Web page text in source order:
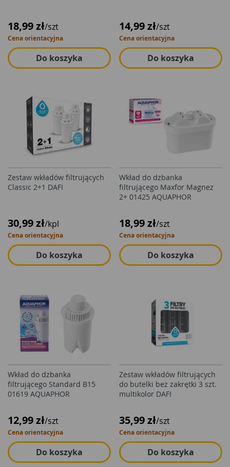
18,99 zł/szt
Cena orientacyjna
Do koszyka
14,99 zł/szt
Cena orientacyjna
Do koszyka
Zestaw wkładów filtrujących
Classic 2+1 DAFI
30,99 zł/kpl
Cena orientacyjna
Do koszyka
Wkład do dzbanka
filtrującego Maxfor Magnez
2+ 01425 AQUAPHOR
18,99 zł/szt
Cena orientacyjna
Do koszyka
Wkład do dzbanka
filtrującego Standard B15
01619 AQUAPHOR
12,99 zł/szt
Cena orientacyjna
Do koszyka
Zestaw wkładów filtrujących
do butelki bez zakrętki 3 szt.
multikolor DAFI
35,99 zł/szt
Cena orientacyjna
Do koszyka